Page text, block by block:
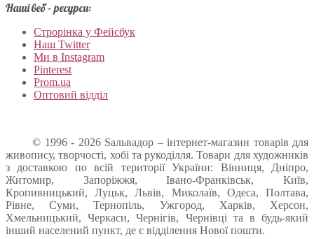
Наші веб – ресурси:
Строрінка у Фейсбук
Наш Twitter
Ми в Instagram
Pinterest
Prom.ua
Оптовий відділ
© 1996 - 2026 Sальвадор – інтернет-магазин товарів для
живопису, творчості, хобі та рукоділля. Товари для художників
з доставкою по всій території України: Вінниця, Дніпро,
Житомир, Запоріжжя, Івано-Франківськ, Київ,
Кропивницький, Луцьк, Львів, Миколаїв, Одеса, Полтава,
Рівне, Суми, Тернопіль, Ужгород, Харків, Херсон,
Хмельницький, Черкаси, Чернігів, Чернівці та в будь-який
інший населений пункт, де є відділення Нової пошти.